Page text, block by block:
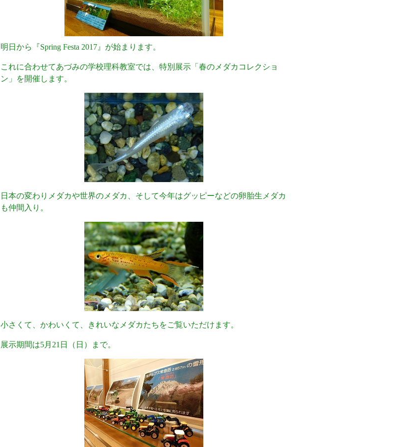
明日から『Spring Festa 2017』が始まります。
これに合わせてあづみの学校理科教室では、特別展示「春のメダカコレクショ
ン」を開催します。
日本の変わりメダカや世界のメダカ、そして今年はグッピーなどの卵胎生メダカ
も仲間入り。
小さくて、かわいくて、きれいなメダカたちをご覧いただけます。
展示期間は5月21日（日）まで。